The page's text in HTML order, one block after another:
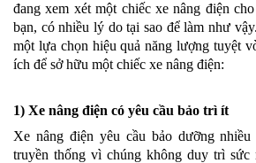
đang xem xét một chiếc xe nâng điện
bạn, có nhiều lý do tại sao để làm như
một lựa chọn hiệu quả năng lượng tuyệt
ích để sở hữu một chiếc xe nâng điện:
1) Xe nâng điện có yêu cầu bảo trì ít
Xe nâng điện yêu cầu bảo dưỡng
truyền thống vì chúng không duy trì sức